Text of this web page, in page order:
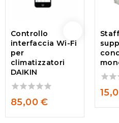
Controllo
interfaccia Wi-Fi
per
climatizzatori
DAIKIN
0
of
85,00€
0
of